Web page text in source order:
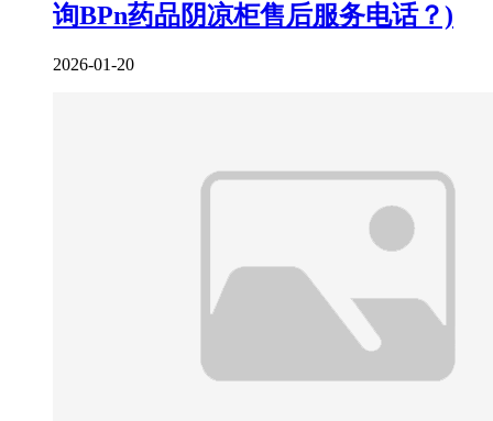
询BPn药品阴凉柜售后服务电话？)
2026-01-20